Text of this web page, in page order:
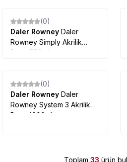
(0)
Daler Rowney Daler
Rowney Simply Akrilik
Boya 750ml
(0)
Daler Rowney Daler
Rowney System 3 Akrilik
Boya 1000ml
Toplam 33 ürün